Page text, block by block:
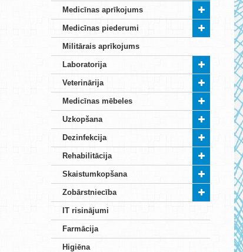
Medicīnas aprīkojums
Medicīnas piederumi
Militārais aprīkojums
Laboratorija
Veterinārija
Medicīnas mēbeles
Uzkopšana
Dezinfekcija
Rehabilitācija
Skaistumkopšana
Zobārstniecība
IT risinājumi
Farmācija
Higiēna